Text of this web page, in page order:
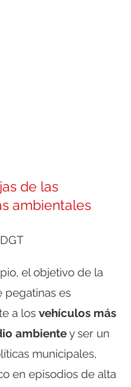
de las
ambientales
el objetivo de la
pegatinas es
a los vehículos más
ambientey ser un
municipales,
en episodios de alta